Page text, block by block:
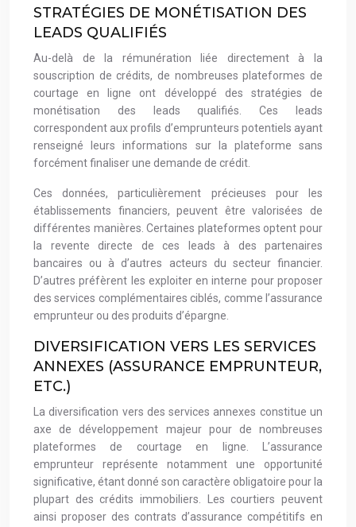
STRATÉGIES DE MONÉTISATION DES
LEADS QUALIFIÉS
Au-delà de la rémunération liée directement à la
souscription de crédits, de nombreuses plateformes de
courtage en ligne ont développé des stratégies de
monétisation des leads qualifiés. Ces leads
correspondent aux profils d’emprunteurs potentiels ayant
renseigné leurs informations sur la plateforme sans
forcément finaliser une demande de crédit.
Ces données, particulièrement précieuses pour les
établissements financiers, peuvent être valorisées de
différentes manières. Certaines plateformes optent pour
la revente directe de ces leads à des partenaires
bancaires ou à d’autres acteurs du secteur financier.
D’autres préfèrent les exploiter en interne pour proposer
des services complémentaires ciblés, comme l’assurance
emprunteur ou des produits d’épargne.
DIVERSIFICATION VERS LES SERVICES
ANNEXES (ASSURANCE EMPRUNTEUR,
ETC.)
La diversification vers des services annexes constitue un
axe de développement majeur pour de nombreuses
plateformes de courtage en ligne. L’assurance
emprunteur représente notamment une opportunité
significative, étant donné son caractère obligatoire pour la
plupart des crédits immobiliers. Les courtiers peuvent
ainsi proposer des contrats d’assurance compétitifs en